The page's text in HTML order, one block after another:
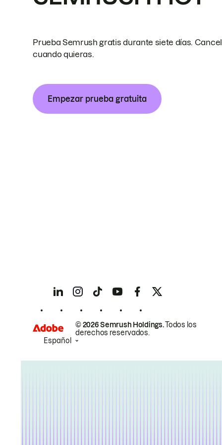
Prueba Semrush gratis durante siete días.
cuando quieras.
Empezar prueba gratuita
© 2026 Semrush Holdings.Todos los
derechos reservados.
Español